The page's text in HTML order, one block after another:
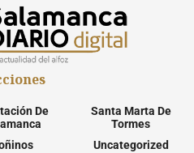
De
Santa Marta De
Tormes
Uncategorized